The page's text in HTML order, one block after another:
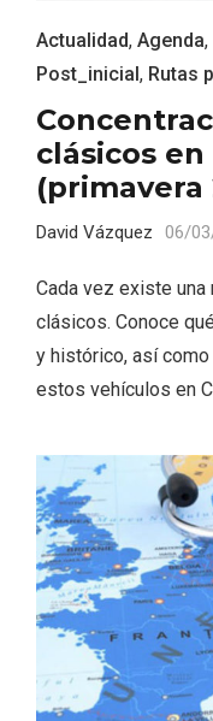
Actualidad, Agenda,
Post_inicial , Rutas
clásicos
(primavera
David Vázquez 06/
Cada vez existe
clásicos. Conoce
y histórico, así
estos vehículos en
vermouth de